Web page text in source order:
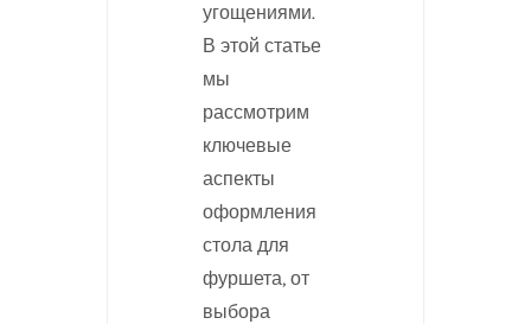
угощениями.
В этой статье
мы
рассмотрим
ключевые
аспекты
оформления
стола для
фуршета, от
выбора